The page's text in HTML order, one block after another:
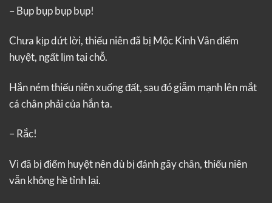
– Bụp bụp bụp bụp!
Chưa kịp dứt lời, thiếu niên đã bị Mộc Kinh Vân điểm
huyệt, ngất lịm tại chỗ.
Hắn ném thiếu niên xuống đất, sau đó giẫm mạnh lên mắt
cá chân phải của hắn ta.
– Rắc!
Vì đã bị điểm huyệt nên dù bị đánh gãy chân, thiếu niên
vẫn không hề tỉnh lại.